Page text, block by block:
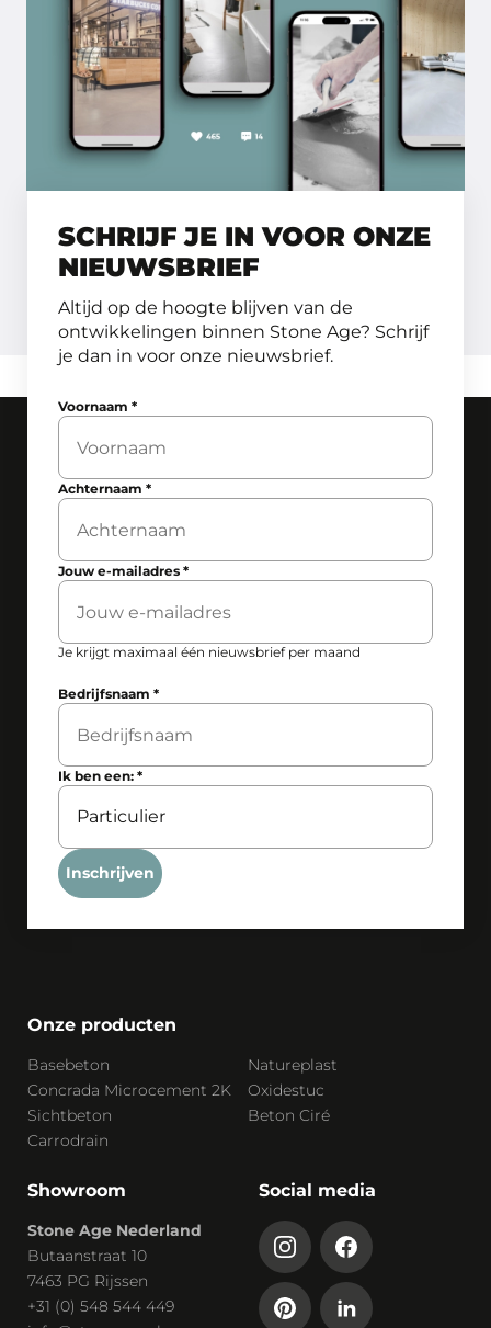
SCHRIJF JE IN VOOR ONZE
NIEUWSBRIEF
Altijd op de hoogte blijven van de
ontwikkelingen binnen Stone Age? Schrijf
je dan in voor onze nieuwsbrief.
Voornaam*
Achternaam*
Jouw e-mailadres*
Je krijgt maximaal één nieuwsbrief per maand
Bedrijfsnaam*
Ik ben een:*
Inschrijven
Onze producten
Basebeton
Natureplast
Concrada Microcement 2K
Oxidestuc
Sichtbeton
Beton Ciré
Carrodrain
Showroom
Stone Age Nederland
Butaanstraat 10
7463 PG Rijssen
+31 (0) 548 544 449
Social media